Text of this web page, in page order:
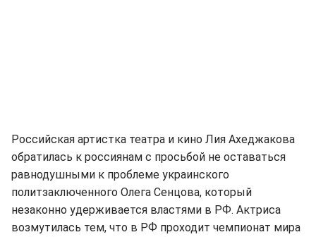
Российская артистка театра и кино Лия Ахеджакова
обратилась к россиянам с просьбой не оставаться
равнодушными к проблеме украинского
политзаключенного Олега Сенцова, который
незаконно удерживается властями в РФ. Актриса
возмутилась тем, что в РФ проходит чемпионат мира